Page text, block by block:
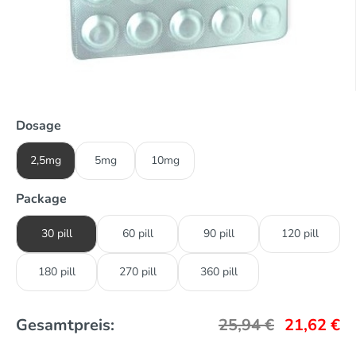
Dosage
2,5mg 5mg 10mg
Package
30 pill 60 pill 90 pill 120 pill
180 pill 270 pill 360 pill
Gesamtpreis: 25,94€ 21,62 €